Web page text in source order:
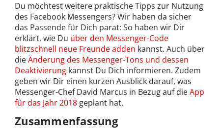
Du möchtest weitere praktische Tipps zur Nutzung
des Facebook Messengers? Wir haben da sicher
das Passende für Dich parat: So haben wir Dir
erklärt, wie Du über den Messenger-Code
blitzschnell neue Freunde adden kannst. Auch über
dieÄnderung des Messenger-Tons und dessen
Deaktivierung kannst Du Dich informieren. Zudem
geben wir Dir einen kurzen Ausblick darauf, was
Messenger-Chef David Marcus in Bezug auf dieApp
für das Jahr 2018 geplant hat.
Zusammenfassung